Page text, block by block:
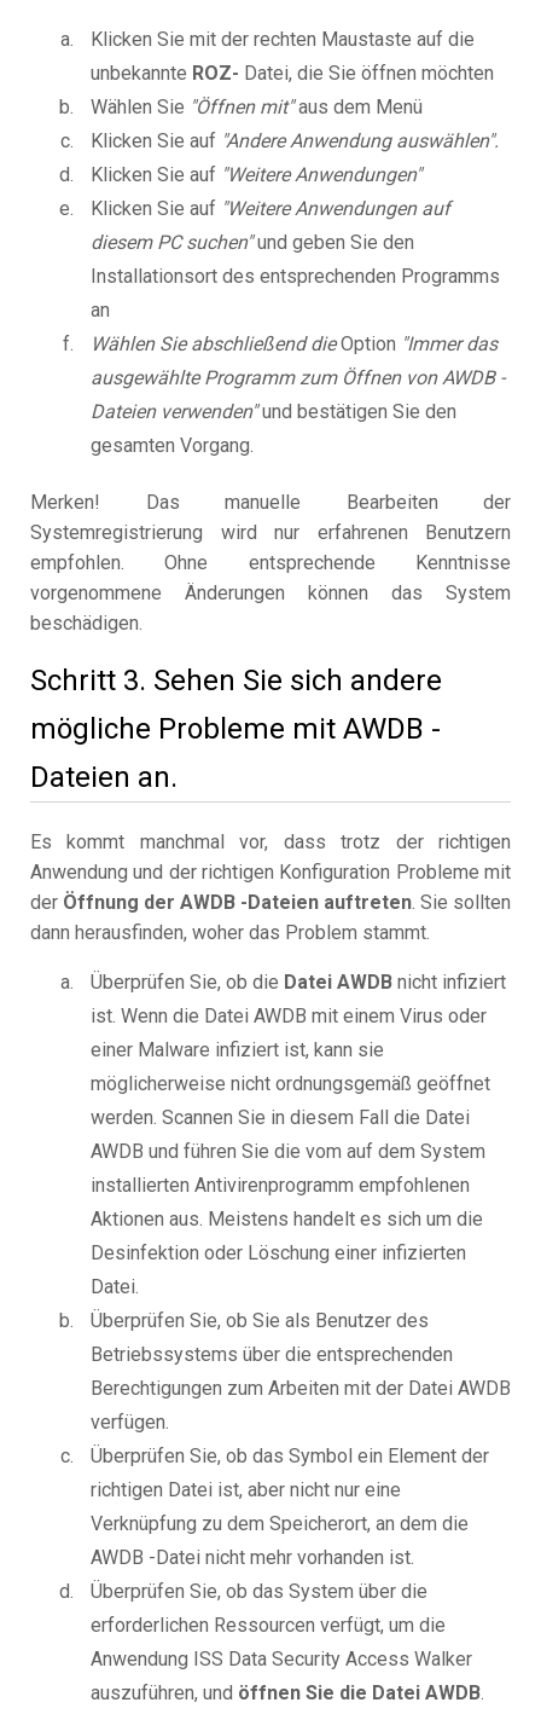
Klicken Sie mit der rechten Maustaste auf die
unbekannte ROZ- Datei, die Sie öffnen möchten
Wählen Sie "Öffnen mit"aus dem Menü
Klicken Sie auf "Andere Anwendung auswählen".
Klicken Sie auf "Weitere Anwendungen"
Klicken Sie auf "Weitere Anwendungen auf
diesem PC suchen"und geben Sie den
Installationsort des entsprechenden Programms
an
Wählen Sie abschließend dieOption "Immer das
ausgewählte Programm zum Öffnen von AWDB -
Dateien verwenden"und bestätigen Sie den
gesamten Vorgang.
Merken! Das manuelle Bearbeiten der
Systemregistrierung wird nur erfahrenen Benutzern
empfohlen. Ohne entsprechende Kenntnisse
vorgenommene Änderungen können das System
beschädigen.
Schritt 3. Sehen Sie sich andere
mögliche Probleme mit AWDB -
Dateien an.
Es kommt manchmal vor, dass trotz der richtigen
Anwendung und der richtigen Konfiguration Probleme mit
der Öffnung der AWDB -Dateien auftreten. Sie sollten
dann herausfinden, woher das Problem stammt.
Überprüfen Sie, ob die Datei AWDB nicht infiziert
ist. Wenn die Datei AWDB mit einem Virus oder
einer Malware infiziert ist, kann sie
möglicherweise nicht ordnungsgemäß geöffnet
werden. Scannen Sie in diesem Fall die Datei
AWDB und führen Sie die vom auf dem System
installierten Antivirenprogramm empfohlenen
Aktionen aus. Meistens handelt es sich um die
Desinfektion oder Löschung einer infizierten
Datei.
Überprüfen Sie, ob Sie als Benutzer des
Betriebssystems über die entsprechenden
Berechtigungen zum Arbeiten mit der Datei AWDB
verfügen.
Überprüfen Sie, ob das Symbol ein Element der
richtigen Datei ist, aber nicht nur eine
Verknüpfung zu dem Speicherort, an dem die
AWDB -Datei nicht mehr vorhanden ist.
Überprüfen Sie, ob das System über die
erforderlichen Ressourcen verfügt, um die
Anwendung ISS Data Security Access Walker
auszuführen, und öffnen Sie die Datei AWDB.